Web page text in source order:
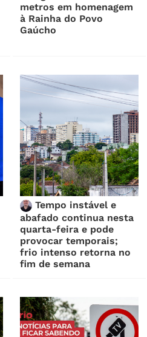
metros em homenagem
à Rainha do Povo
Gaúcho
Tempo instável e
abafado continua nesta
quarta-feira e pode
provocar temporais;
frio intenso retorna no
fim de semana